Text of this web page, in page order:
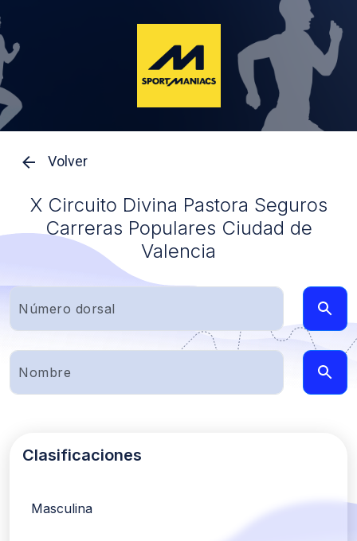
Volver
X Circuito Divina Pastora Seguros
Carreras Populares Ciudad de
Valencia
Clasificaciones
Masculina